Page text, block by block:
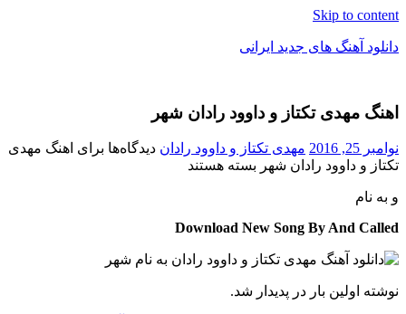
Skip to content
دانلود آهنگ های جدید ایرانی
فول
موزیک
اهنگ مهدی تکتاز و داوود رادان شهر
نوامبر 25, 2016 مهدی تکتاز و داوود رادان دیدگاه‌ها برای اهنگ مهدی
تکتاز و داوود رادان شهر بسته هستند
و به نام
Download New Song By And Called
نوشته اولین بار در پدیدار شد.